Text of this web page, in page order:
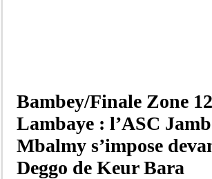
Bambey/Finale Zone
Lambaye : l’ASC
Mbalmy s’impose
Deggo de Keur Bara